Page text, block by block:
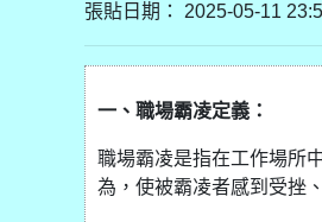
張貼日期： 2025-05-11
一、職場霸凌定義：
職場霸凌是指在工作場所
為，使被霸凌者感到受挫